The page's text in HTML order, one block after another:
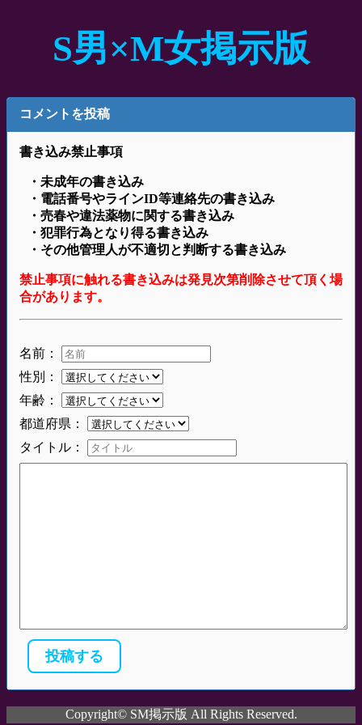
S男×M女掲示版
コメントを投稿
書き込み禁止事項
・未成年の書き込み
・電話番号やラインID等連絡先の書き込み
・売春や違法薬物に関する書き込み
・犯罪行為となり得る書き込み
・その他管理人が不適切と判断する書き込み
禁止事項に触れる書き込みは発見次第削除させて頂く場
合があります。
名前：
性別：
年齢：
都道府県：
タイトル：
Copyright© SM掲示版 All Rights Reserved.